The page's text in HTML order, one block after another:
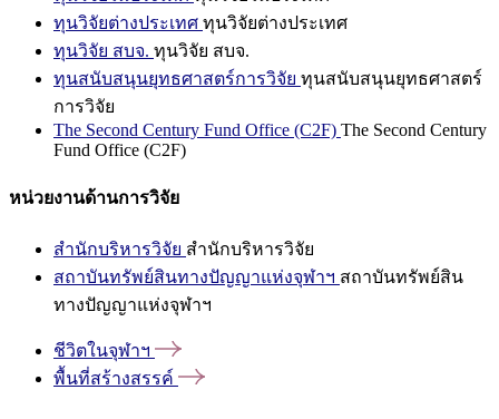
ทุนวิจัยต่างประเทศ ทุนวิจัยต่างประเทศ
ทุนวิจัย สบจ. ทุนวิจัย สบจ.
ทุนสนับสนุนยุทธศาสตร์การวิจัย ทุนสนับสนุนยุทธศาสตร์
การวิจัย
The Second Century Fund Office (C2F) The Second Century
Fund Office (C2F)
หน่วยงานด้านการวิจัย
สำนักบริหารวิจัย สำนักบริหารวิจัย
สถาบันทรัพย์สินทางปัญญาแห่งจุฬาฯ สถาบันทรัพย์สิน
ทางปัญญาแห่งจุฬาฯ
ชีวิตในจุฬาฯ
พื้นที่สร้างสรรค์